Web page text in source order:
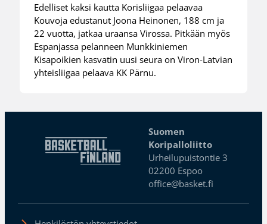
Edelliset kaksi kautta Korisliigaa pelaavaa
Kouvoja edustanut Joona Heinonen, 188 cm ja
22 vuotta, jatkaa uraansa Virossa. Pitkään myös
Espanjassa pelanneen Munkkiniemen
Kisapoikien kasvatin uusi seura on Viron-Latvian
yhteisliigaa pelaava KK Pärnu.
Suomen
Koripalloliitto
Urheilupuistontie 3
02200 Espoo
office@basket.fi